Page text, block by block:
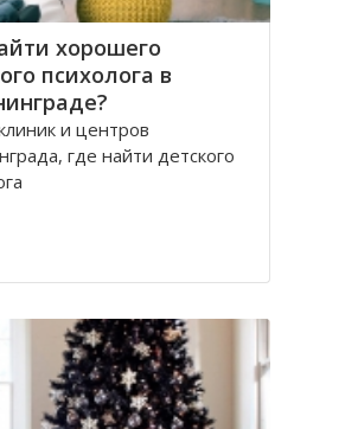
хорошего
психолога в
и центров
где найти детского